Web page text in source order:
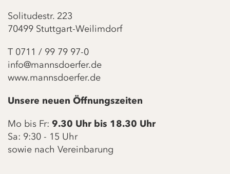
Solitudestr. 223
70499 Stuttgart-Weilimdorf
T 0711 / 99 79 97-0
info@mannsdoerfer.de
www.mannsdoerfer.de
Unsere neuen Öffnungszeiten
Mo bis Fr: 9.30 Uhr bis 18.30 Uhr
Sa: 9:30 - 15 Uhr
sowie nach Vereinbarung